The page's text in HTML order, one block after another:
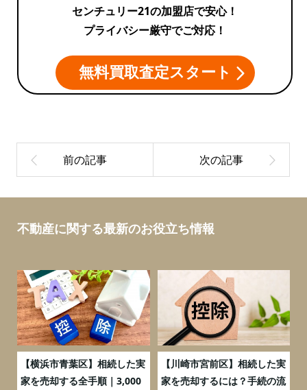
センチュリー21の加盟店で安心！
プライバシー厳守でご対応！
無料買取査定スタート
不動産に関する最新のお役立ち情報
【横浜市青葉区】相続した実
家を売却する全手順｜3,000
【川崎市宮前区】相続した実
家を売却するには？手続の流